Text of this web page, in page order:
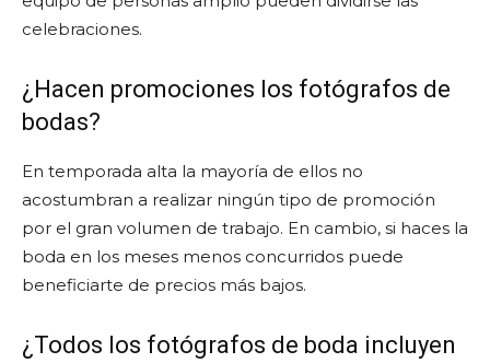
celebraciones.
¿Hacen promociones los fotógrafos de
bodas?
En temporada alta la mayoría de ellos no
acostumbran a realizar ningún tipo de promoción
por el gran volumen de trabajo. En cambio, si haces la
boda en los meses menos concurridos puede
beneficiarte de precios más bajos.
¿Todos los fotógrafos de boda incluyen